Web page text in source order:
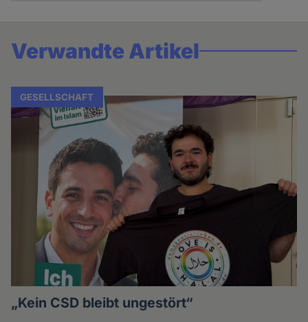
Verwandte Artikel
GESELLSCHAFT
„Kein CSD bleibt ungestört“